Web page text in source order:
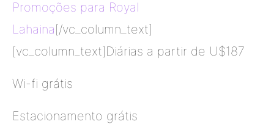
Promoções para Royal
Lahaina[/vc_column_text]
[vc_column_text]Diárias a partir de U$187
Wi-fi grátis
Estacionamento grátis